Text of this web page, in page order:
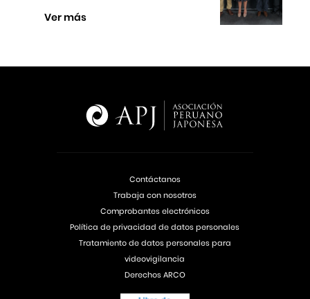
Ver más
Contáctanos
Trabaja con nosotros
Comprobantes electrónicos
Política de privacidad de datos personales
Tratamiento de datos personales para
videovigilancia
Derechos ARCO